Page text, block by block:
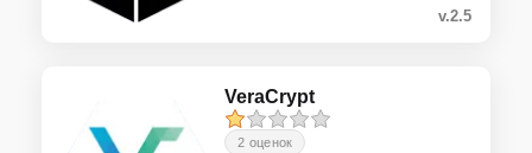
v.2.5
VeraCrypt
2 оценок